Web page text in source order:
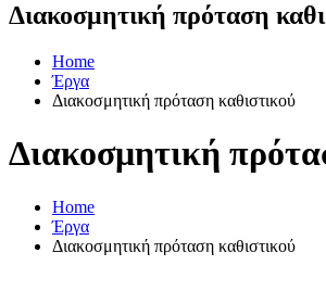
Διακοσμητική πρόταση
Home
Έργα
Διακοσμητική πρόταση καθιστικού
Διακοσμητική
Home
Έργα
Διακοσμητική πρόταση καθιστικού